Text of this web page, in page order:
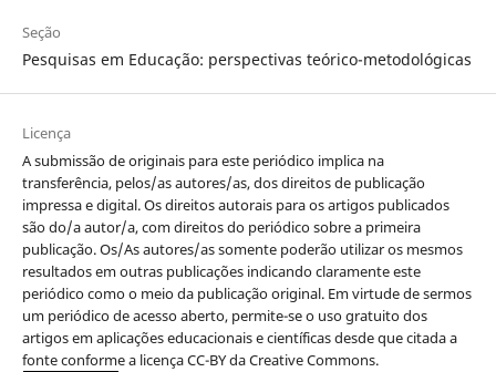
Seção
Pesquisas em Educação: perspectivas teórico-metodológicas
Licença
A submissão de originais para este periódico implica na
transferência, pelos/as autores/as, dos direitos de publicação
impressa e digital. Os direitos autorais para os artigos publicados
são do/a autor/a, com direitos do periódico sobre a primeira
publicação. Os/As autores/as somente poderão utilizar os mesmos
resultados em outras publicações indicando claramente este
periódico como o meio da publicação original. Em virtude de sermos
um periódico de acesso aberto, permite-se o uso gratuito dos
artigos em aplicações educacionais e científicas desde que citada a
fonte conforme a licença CC-BY da Creative Commons.